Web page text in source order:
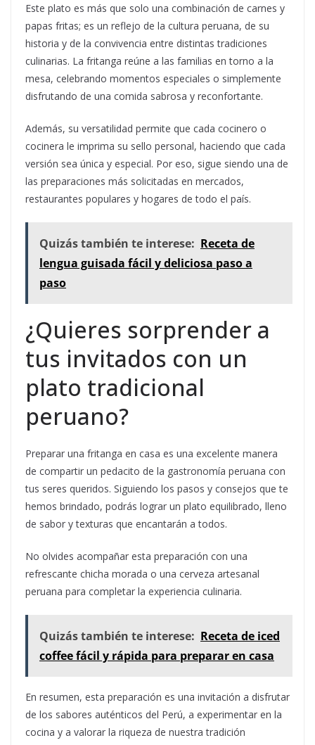
Este plato es más que solo una combinación de carnes y
papas fritas; es un reflejo de la cultura peruana, de su
historia y de la convivencia entre distintas tradiciones
culinarias. La fritanga reúne a las familias en torno a la
mesa, celebrando momentos especiales o simplemente
disfrutando de una comida sabrosa y reconfortante.
Además, su versatilidad permite que cada cocinero o
cocinera le imprima su sello personal, haciendo que cada
versión sea única y especial. Por eso, sigue siendo una de
las preparaciones más solicitadas en mercados,
restaurantes populares y hogares de todo el país.
Quizás también te interese: Receta de
lengua guisada fácil y deliciosa paso a
paso
¿Quieres sorprender a
tus invitados con un
plato tradicional
peruano?
Preparar una fritanga en casa es una excelente manera
de compartir un pedacito de la gastronomía peruana con
tus seres queridos. Siguiendo los pasos y consejos que te
hemos brindado, podrás lograr un plato equilibrado, lleno
de sabor y texturas que encantarán a todos.
No olvides acompañar esta preparación con una
refrescante chicha morada o una cerveza artesanal
peruana para completar la experiencia culinaria.
Quizás también te interese: Receta de iced
coffee fácil y rápida para preparar en casa
En resumen, esta preparación es una invitación a disfrutar
de los sabores auténticos del Perú, a experimentar en la
cocina y a valorar la riqueza de nuestra tradición